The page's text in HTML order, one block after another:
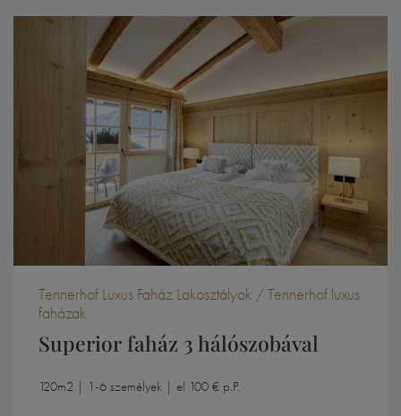
Tennerhof Luxus Faház Lakosztályok / Tennerhof luxus
faházak
Superior faház 3 hálószobával
120m2 | 1-6 személyek | el 100 € p.P.